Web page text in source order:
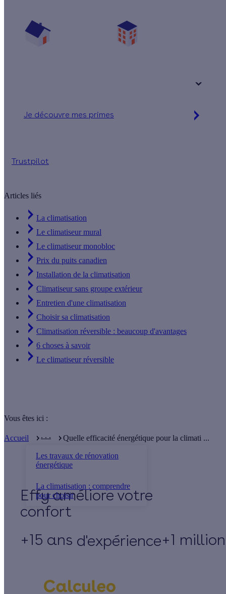
Je découvre mes primes
Trustpilot
Articles liés
La climatisation
Le climatiseur mural
Le climatiseur monobloc
Prix du puits canadien
Installation de la climatisation
Climatiseur sans groupe extérieur
Entretien d'une climatisation
Choisir sa climatisation
Climatisation réversible : beaucoup d'avantages
6 choses à savoir
Le climatiseur réversible
Vous êtes ici :
Accueil . . .
Les travaux de rénovation
énergétique
La climatisation : comprendre
pour choisir
Quelle efficacité énergétique pour la climati ...
Effy
+15 ans d'expérience+1